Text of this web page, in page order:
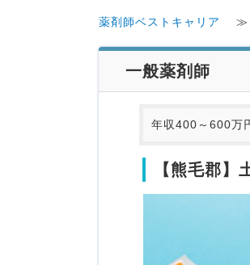
薬剤師ベストキャリア
一般薬剤師
年収400～600万
【熊毛郡